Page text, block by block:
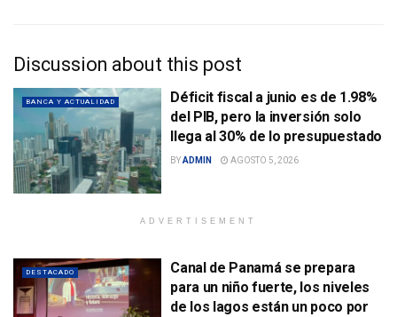
Discussion about this post
BANCA Y ACTUALIDAD
Déficit fiscal a junio es de 1.98%
del PIB, pero la inversión solo
llega al 30% de lo presupuestado
BYADMIN AGOSTO 5, 2026
ADVERTISEMENT
DESTACADO
Canal de Panamá se prepara
para un niño fuerte, los niveles
de los lagos están un poco por